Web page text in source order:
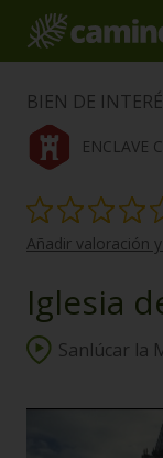
BIEN DE
ENCLAVE
Añadir valoración
Iglesia
Sanlúcar la